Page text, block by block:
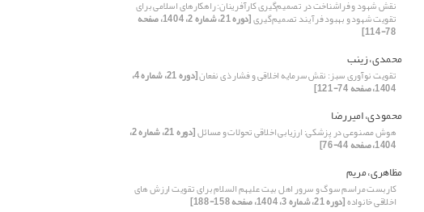
نقش شهود و فراشناخت در تصمیم‌گیری کارآفرینان: راهکارهای اسلامی برای
تقویت شهود و بهبود فرآیند تصمیم‌گیری [دوره 21، شماره 2، 1404، صفحه
78-114]
محمدی، زینب
تقویت نوآوری سبز: نقش سرمایه اخلاقی و فشار ذی نفعان [دوره 21، شماره 4،
1404، صفحه 74-121]
محمودی، امیررضا
هوش مصنوعی در پزشکی: ارزیابی اخلاقی تحولات و مسائل [دوره 21، شماره 2،
1404، صفحه 44-76]
مظاهری، مریم
کاربست مراسم سوگ و سرور اهل بیت علیهم السلام برای تقویت ارزش های
اخلاقی خانواده[دوره 21، شماره 3، 1404، صفحه 158-188]